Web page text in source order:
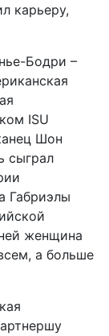
карьеру,
­Бодри –
ISU
Шон
сыграл
Габриэлы
женщина
а больше